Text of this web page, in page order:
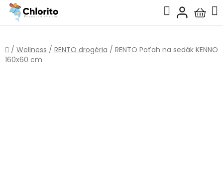
Prejsť
obsah
Hľadať
košík
Domov
/ Wellness / RENTO drogéria / RENTO Poťah na sedák KENNO
160x60 cm